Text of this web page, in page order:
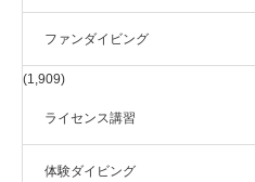
ファンダイビング
(1,909)
ライセンス講習
体験ダイビング